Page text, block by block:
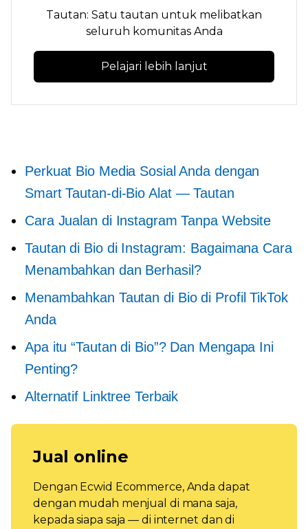
Tautan: Satu tautan untuk melibatkan
seluruh komunitas Anda
Pelajari lebih lanjut
Perkuat Bio Media Sosial Anda dengan
SmartTautan-di-Bio Alat — Tautan
Cara Jualan di Instagram Tanpa Website
Tautan di Bio di Instagram: Bagaimana Cara
Menambahkan dan Berhasil?
Menambahkan Tautan di Bio di Profil TikTok
Anda
Apa itu “Tautan di Bio”? Dan Mengapa Ini
Penting?
Alternatif Linktree Terbaik
Jual online
Dengan Ecwid Ecommerce, Anda dapat
dengan mudah menjual di mana saja,
kepada siapa saja — di internet dan di